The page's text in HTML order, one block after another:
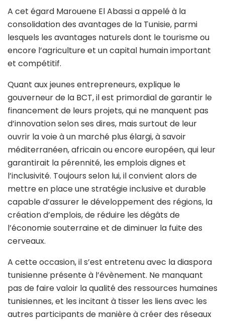
A cet égard Marouene El Abassi a appelé à la
consolidation des avantages de la Tunisie, parmi
lesquels les avantages naturels dont le tourisme ou
encore l’agriculture et un capital humain important
et compétitif.
Quant aux jeunes entrepreneurs, explique le
gouverneur de la BCT, il est primordial de garantir le
financement de leurs projets, qui ne manquent pas
d’innovation selon ses dires, mais surtout de leur
ouvrir la voie à un marché plus élargi, à savoir
méditerranéen, africain ou encore européen, qui leur
garantirait la pérennité, les emplois dignes et
l’inclusivité. Toujours selon lui, il convient alors de
mettre en place une stratégie inclusive et durable
capable d’assurer le développement des régions, la
création d’emplois, de réduire les dégâts de
l’économie souterraine et de diminuer la fuite des
cerveaux.
A cette occasion, il s’est entretenu avec la diaspora
tunisienne présente à l’évènement. Ne manquant
pas de faire valoir la qualité des ressources humaines
tunisiennes, et les incitant à tisser les liens avec les
autres participants de manière à créer des réseaux